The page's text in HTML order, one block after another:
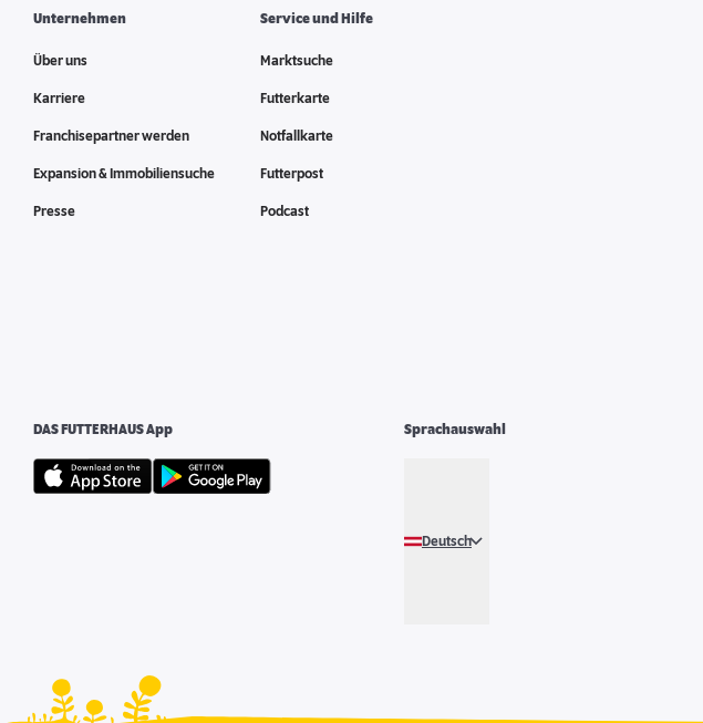
Unternehmen
Über uns
Karriere
Franchisepartner werden
Expansion & Immobiliensuche
Presse
Service und Hilfe
Marktsuche
Futterkarte
Notfallkarte
Futterpost
Podcast
DAS FUTTERHAUS App Sprachauswahl
Deutsch